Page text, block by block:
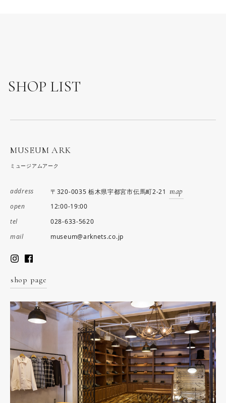
SHOP LIST
MUSEUM ARK
ミュージアムアーク
address 〒320-0035 栃木県宇都宮市伝馬町2-21 map
open
12:00-19:00
tel
028-633-5620
mail
museum@arknets.co.jp
shop page